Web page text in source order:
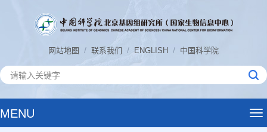
网站地图 / 联系我们 / ENGLISH / 中国科学院
MENU